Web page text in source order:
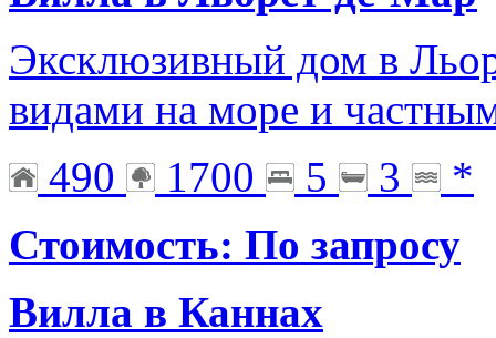
Эксклюзивный дом в
видами на море и
490
1700 5 3
*
Стоимость: По запросу
Вилла в Каннах